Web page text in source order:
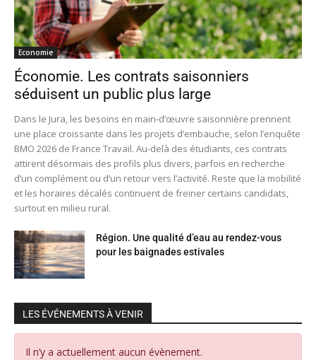
Economie
Économie. Les contrats saisonniers
séduisent un public plus large
Dans le Jura, les besoins en main-d’œuvre saisonnière prennent
une place croissante dans les projets d’embauche, selon l’enquête
BMO 2026 de France Travail. Au-delà des étudiants, ces contrats
attirent désormais des profils plus divers, parfois en recherche
d’un complément ou d’un retour vers l’activité. Reste que la mobilité
et les horaires décalés continuent de freiner certains candidats,
surtout en milieu rural.
Région. Une qualité d’eau au rendez-vous
pour les baignades estivales
LES ÉVÉNEMENTS À VENIR
Il n’y a actuellement aucun évènement.